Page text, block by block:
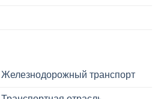
Железнодорожный транспорт